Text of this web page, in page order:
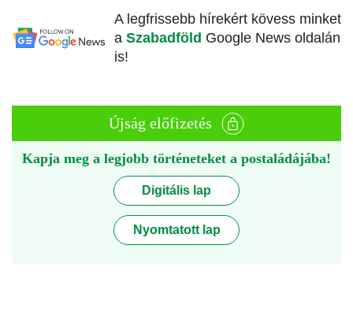
A legfrissebb hírekért kövess minket
a Szabadföld Google News oldalán
is!
Újság előfizetés
Kapja meg a legjobb történeteket a postaládájába!
Digitális lap
Nyomtatott lap